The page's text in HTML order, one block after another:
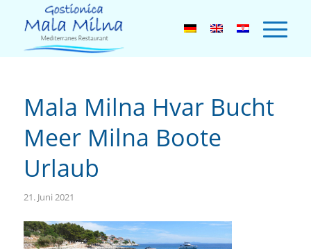
Mala Milna Hvar Bucht
Meer Milna Boote
Urlaub
21. Juni 2021